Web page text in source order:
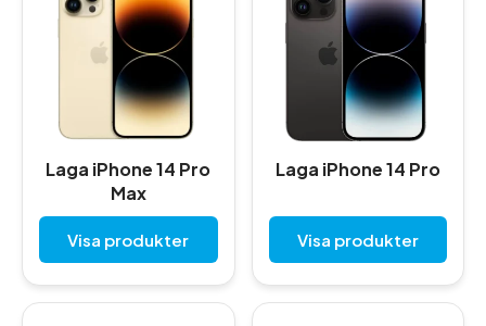
Laga iPhone 14 Pro
Max
Visa produkter
Laga iPhone 14 Pro
Visa produkter